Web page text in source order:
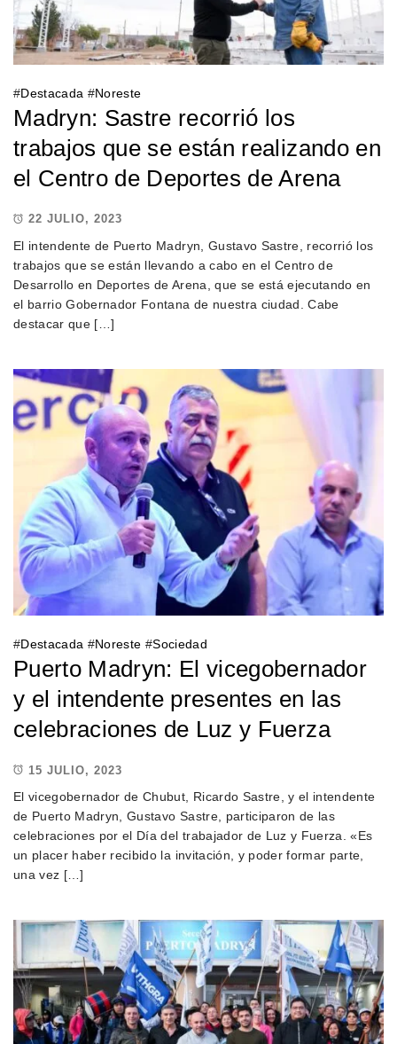
#Destacada #Noreste
Madryn: Sastre recorrió los
trabajos que se están realizando en
el Centro de Deportes de Arena
22 JULIO, 2023
El intendente de Puerto Madryn, Gustavo Sastre, recorrió los
trabajos que se están llevando a cabo en el Centro de
Desarrollo en Deportes de Arena, que se está ejecutando en
el barrio Gobernador Fontana de nuestra ciudad. Cabe
destacar que […]
#Destacada #Noreste #Sociedad
Puerto Madryn: El vicegobernador
y el intendente presentes en las
celebraciones de Luz y Fuerza
15 JULIO, 2023
El vicegobernador de Chubut, Ricardo Sastre, y el intendente
de Puerto Madryn, Gustavo Sastre, participaron de las
celebraciones por el Día del trabajador de Luz y Fuerza. «Es
un placer haber recibido la invitación, y poder formar parte,
una vez […]